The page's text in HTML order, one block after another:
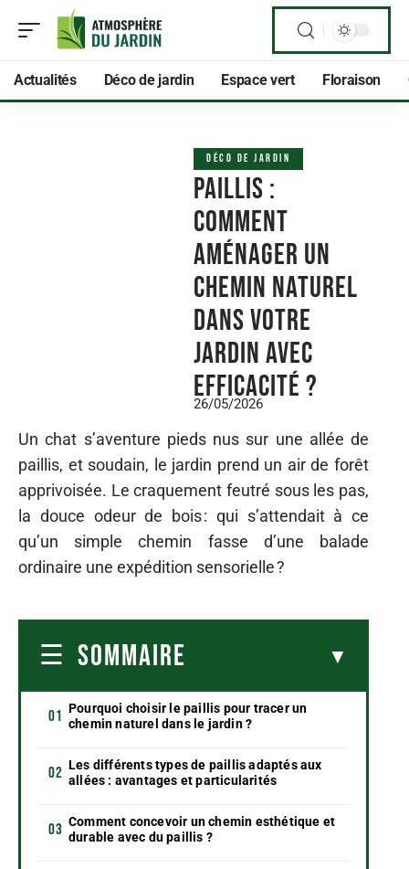
Actualités Déco de jardin Espace vert Floraison
DÉCO DE JARDIN
Paillis :
comment
aménager un
chemin naturel
dans votre
jardin avec
efficacité ?
26/05/2026
Un chat s’aventure pieds nus sur une allée de
paillis, et soudain, le jardin prend un air de forêt
apprivoisée. Le craquement feutré sous les pas,
la douce odeur de bois : qui s’attendait à ce
qu’un simple chemin fasse d’une balade
ordinaire une expédition sensorielle ?
SOMMAIRE
Pourquoi choisir le paillis pour tracer un
chemin naturel dans le jardin ?
Les différents types de paillis adaptés aux
allées : avantages et particularités
Comment concevoir un chemin esthétique et
durable avec du paillis ?